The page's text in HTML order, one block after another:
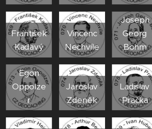
František
Kadavý
Vincenc
Nechvíle
Joseph
Georg
Böhm
Egon
Oppolze
r
Jaroslav
Zdeněk
Ladislav
Pračka